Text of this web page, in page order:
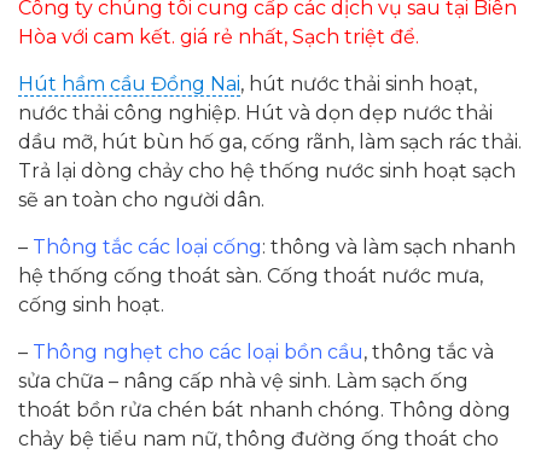
Công ty chúng tôi cung cấp các dịch vụ sau tại Biên
Hòa với cam kết. giá rẻ nhất, Sạch triệt để.
Hút hầm cầu Đồng Nai, hút nước thải sinh hoạt,
nước thải công nghiệp. Hút và dọn dẹp nước thải
dầu mỡ, hút bùn hố ga, cống rãnh, làm sạch rác thải.
Trả lại dòng chảy cho hệ thống nước sinh hoạt sạch
sẽ an toàn cho người dân.
– Thông tắc các loại cống: thông và làm sạch nhanh
hệ thống cống thoát sàn. Cống thoát nước mưa,
cống sinh hoạt.
– Thông nghẹt cho các loại bồn cầu, thông tắc và
sửa chữa – nâng cấp nhà vệ sinh. Làm sạch ống
thoát bồn rửa chén bát nhanh chóng. Thông dòng
chảy bệ tiểu nam nữ, thông đường ống thoát cho